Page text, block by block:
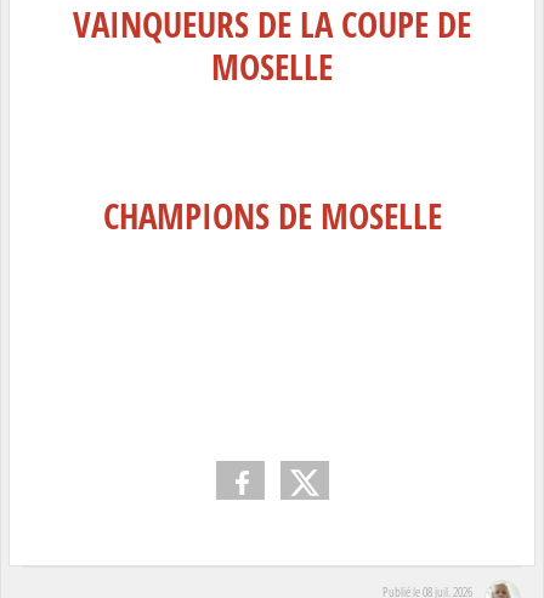
VAINQUEURS DE LA COUPE DE
MOSELLE
CHAMPIONS DE MOSELLE
Publié le08 juil. 2026